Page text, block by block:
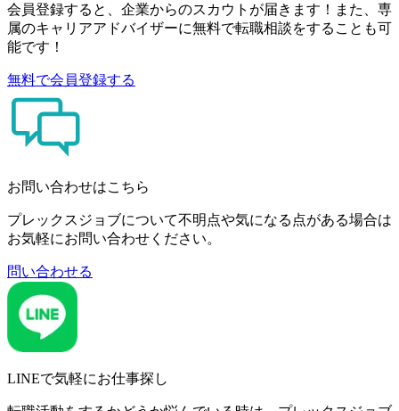
会員登録すると、企業からのスカウトが届きます！また、専
属のキャリアアドバイザーに無料で転職相談をすることも可
能です！
無料で会員登録する
お問い合わせはこちら
プレックスジョブについて不明点や気になる点がある場合は
お気軽にお問い合わせください。
問い合わせる
LINEで気軽にお仕事探し